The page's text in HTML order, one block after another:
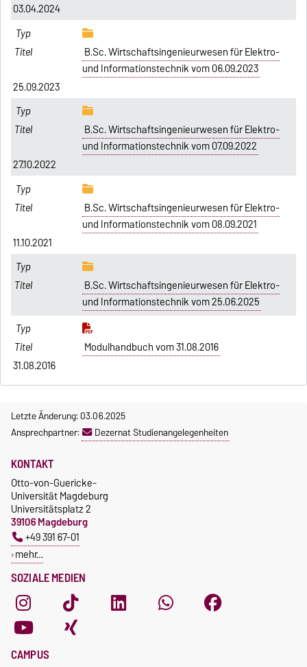
03.04.2024
B.Sc. Wirtschaftsingenieurwesen für Elektro-
und Informationstechnik vom 06.09.2023
25.09.2023
B.Sc. Wirtschaftsingenieurwesen für Elektro-
und Informationstechnik vom 07.09.2022
27.10.2022
B.Sc. Wirtschaftsingenieurwesen für Elektro-
und Informationstechnik vom 08.09.2021
11.10.2021
B.Sc. Wirtschaftsingenieurwesen für Elektro-
und Informationstechnik vom 25.06.2025
Modulhandbuch vom 31.08.2016
31.08.2016
Letzte Änderung: 03.06.2025
Ansprechpartner:
Dezernat Studienangelegenheiten
SOZIALE MEDIEN
KONTAKT
Otto-von-Guericke-
Universität Magdeburg
Universitätsplatz 2
39106 Magdeburg
+49 391 67-01
mehr…
CAMPUS